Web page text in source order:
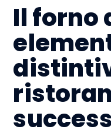
Il forno